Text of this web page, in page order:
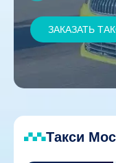
ЗАКАЗАТЬ
Такси